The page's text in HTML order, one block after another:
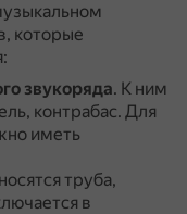
которые
звукоряда. К ним
контрабас. Для
иметь
труба,
в